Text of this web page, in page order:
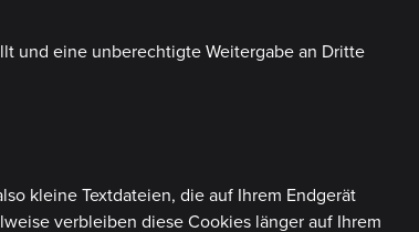
und eine unberechtigte Weitergabe an Dritte
kleine Textdateien, die auf Ihrem Endgerät
verbleiben diese Cookies länger auf Ihrem